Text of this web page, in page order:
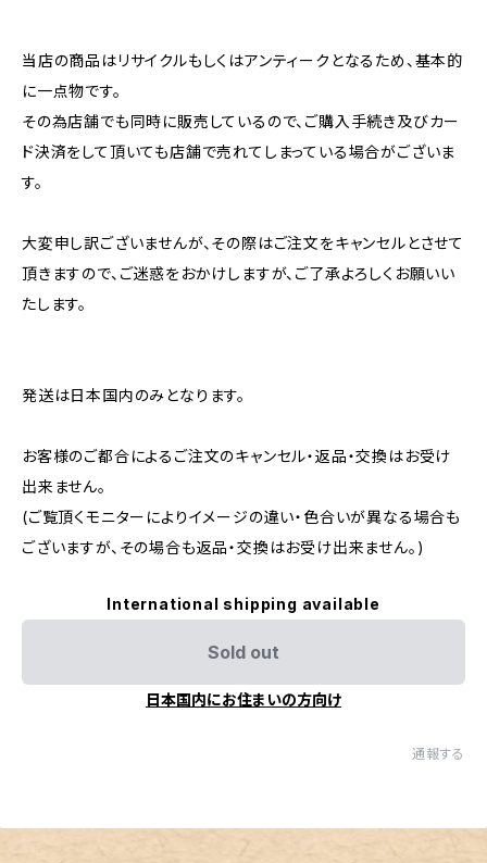
当店の商品はリサイクルもしくはアンティークとなるため、基本的
に一点物です。
その為店舗でも同時に販売しているので、ご購入手続き及びカー
ド決済をして頂いても店舗で売れてしまっている場合がございま
す。
大変申し訳ございませんが、その際はご注文をキャンセルとさせて
頂きますので、ご迷惑をおかけしますが、ご了承よろしくお願いい
たします。
発送は日本国内のみとなります。
お客様のご都合によるご注文のキャンセル・返品・交換はお受け
出来ません。
(ご覧頂くモニターによりイメージの違い・色合いが異なる場合も
ございますが、その場合も返品・交換はお受け出来ません。)
International shipping available
Sold out
日本国内にお住まいの方向け
通報する